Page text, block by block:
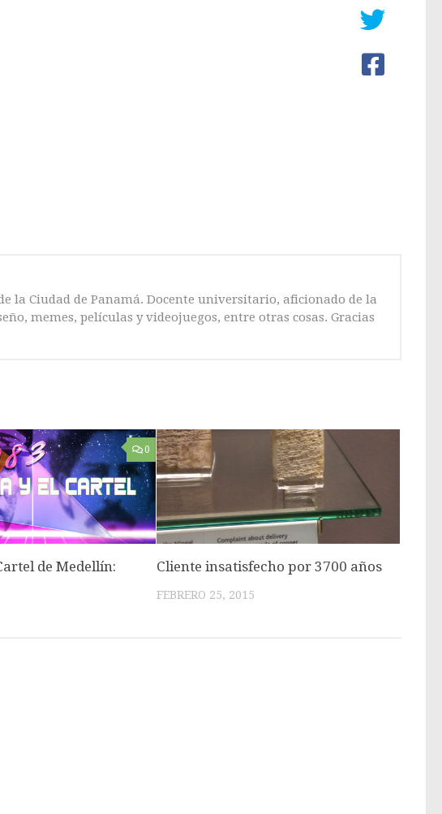
la Ciudad de Panamá. Docente universitario, aficionado de la
memes, películas y videojuegos, entre otras cosas. Gracias
0
de Medellín:
Cliente insatisfecho por 3700 años
FEBRERO 25, 2015